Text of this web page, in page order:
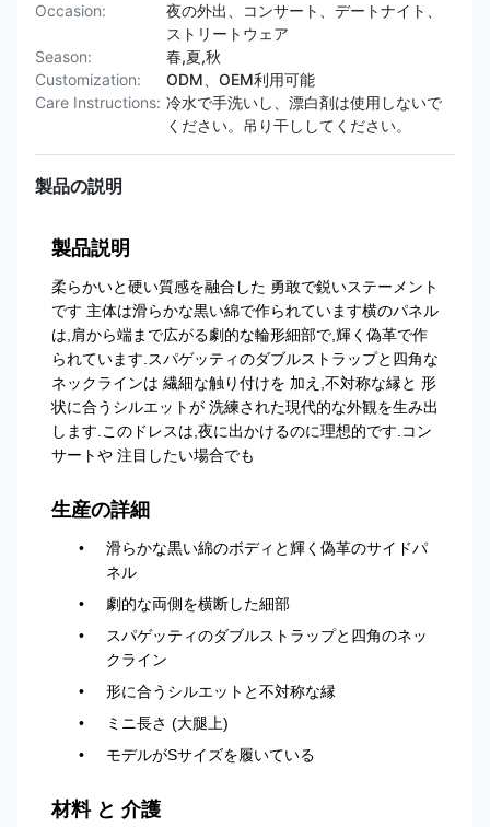
Occasion:
夜の外出、コンサート、デートナイト、
ストリートウェア
Season:
春,夏,秋
Customization:
ODM、OEM利用可能
Care Instructions: 冷水で手洗いし、漂白剤は使用しないで
ください。吊り干ししてください。
製品の説明
製品説明
柔らかいと硬い質感を融合した 勇敢で鋭いステーメント
です 主体は滑らかな黒い綿で作られています横のパネル
は,肩から端まで広がる劇的な輪形細部で,輝く偽革で作
られています.スパゲッティのダブルストラップと四角な
ネックラインは 繊細な触り付けを 加え,不対称な縁と 形
状に合うシルエットが 洗練された現代的な外観を生み出
します.このドレスは,夜に出かけるのに理想的です.コン
サートや 注目したい場合でも
生産の詳細
滑らかな黒い綿のボディと輝く偽革のサイドパ
ネル
劇的な両側を横断した細部
スパゲッティのダブルストラップと四角のネッ
クライン
形に合うシルエットと不対称な縁
ミニ長さ (大腿上)
モデルがSサイズを履いている
材料 と 介護